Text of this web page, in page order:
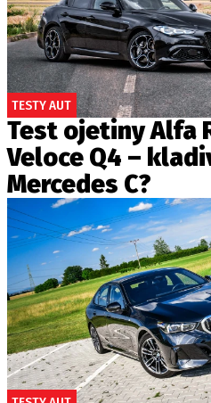
TESTY AUT
Test ojetiny Alfa
Veloce Q4 –
Mercedes C?